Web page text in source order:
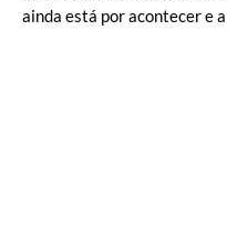
ainda está por acontecer e